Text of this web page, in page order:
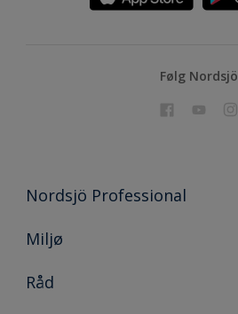
Følg Nordsjö
Nordsjö Professional
Kontakt oss
Prosjekt
Miljø
Bærekraftig utvikling
Råd